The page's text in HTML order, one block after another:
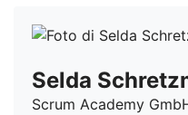
Selda
Scrum Academy